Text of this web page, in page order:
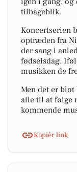
tilbageblik.
Koncertserien
optræden fra
der sang i
fødselsdag.
musikken de
Men det er
alle til at følge
kommende
Kopiér link